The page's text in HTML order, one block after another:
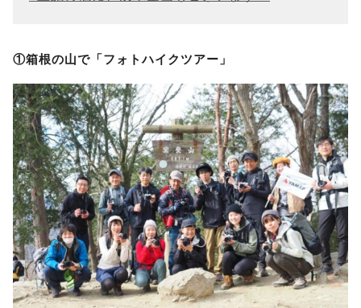
①箱根の山で「フォトハイクツアー」